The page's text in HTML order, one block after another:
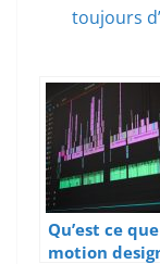
toujours
Qu’est ce
motion